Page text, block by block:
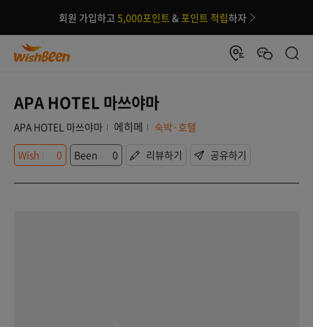
회원 가입하고 5,000포인트 &포인트 적립하자
APA HOTEL 마쓰야마
APA HOTEL 마쓰야마 에히메
숙박·호텔
Wish
0 Been 0 리뷰하기 공유하기